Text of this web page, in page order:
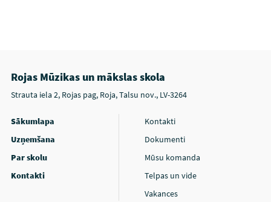
Rojas Mūzikas un mākslas skola
Strauta iela 2, Rojas pag, Roja, Talsu nov., LV-3264
Sākumlapa
Uzņemšana
Par skolu
Kontakti
Kontakti
Dokumenti
Mūsu komanda
Telpas un vide
Vakances